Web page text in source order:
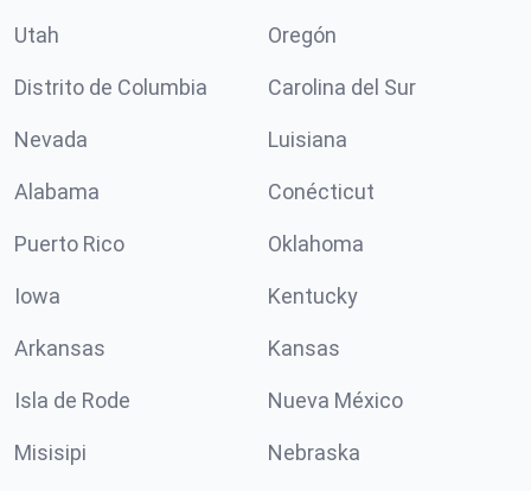
Utah Oregón
Distrito de Columbia Carolina del Sur
Nevada Luisiana
Alabama Conécticut
Puerto Rico Oklahoma
Iowa Kentucky
Arkansas Kansas
Isla de Rode Nueva México
Misisipi Nebraska